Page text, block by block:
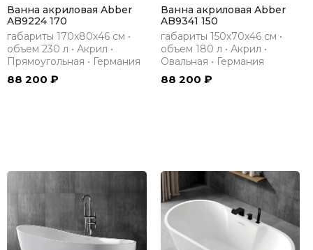
Ванна акриловая Abber
AB9224 170
габариты 170х80х46 см •
объем 230 л • Акрил •
Прямоугольная • Германия
88 200 ₽
Ванна акриловая Abber
AB9341 150
габариты 150х70х46 см •
объем 180 л • Акрил •
Овальная • Германия
88 200 ₽